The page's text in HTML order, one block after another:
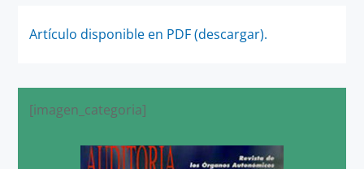
Artículo disponible en PDF (descargar).
[imagen_categoria]